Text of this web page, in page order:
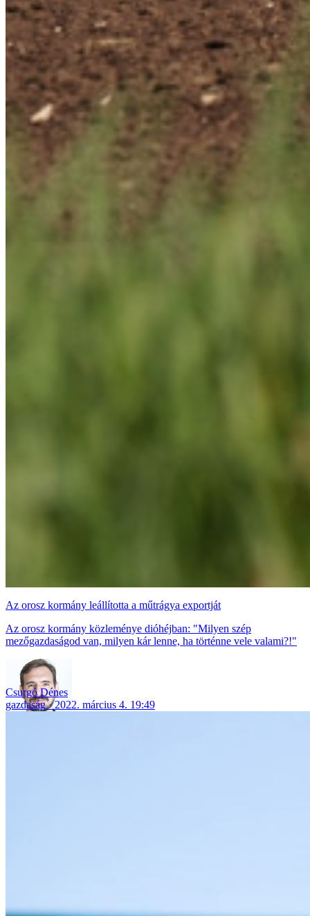
Az orosz kormány leállította a műtrágya exportját
Az orosz kormány közleménye dióhéjban: "Milyen szép
mezőgazdaságod van, milyen kár lenne, ha történne vele valami?!"
Csurgó Dénes
gazdaság
2022. március 4. 19:49